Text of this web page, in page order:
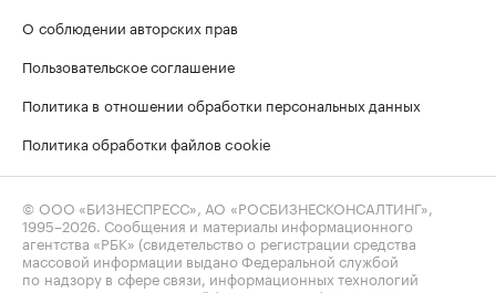
О соблюдении авторских прав
Пользовательское соглашение
Политика в отношении обработки персональных данных
Политика обработки файлов cookie
© ООО «БИЗНЕСПРЕСС», АО «РОСБИЗНЕСКОНСАЛТИНГ»,
1995–2026 . Сообщения и материалы информационного
агентства «РБК» (свидетельство о регистрации средства
массовой информации выдано Федеральной службой
по надзору в сфере связи, информационных технологий